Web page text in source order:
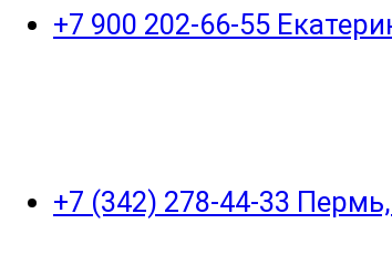
+7 900 202-66-55
+7 (342) 278-44-33